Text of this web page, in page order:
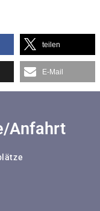
teilen
E-Mail
Anfahrt